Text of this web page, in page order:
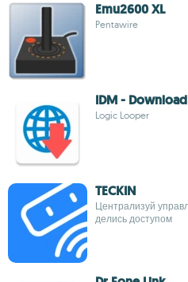
Emu2600 XL
Pentawire
IDM -
Logic Looper
TECKIN
Централизуй
делись доступом